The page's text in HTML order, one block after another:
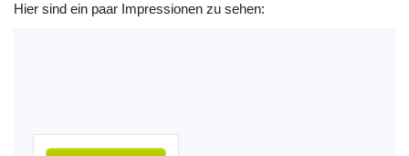
Hier sind ein paar Impressionen zu sehen: